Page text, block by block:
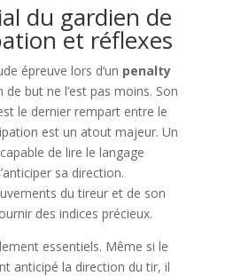
du gardien de
et réflexes
épreuve lors d’un penalty
de but ne l’est pas moins. Son
le dernier rempart entre le
est un atout majeur. Un
de lire le langage
sa direction.
du tireur et de son
des indices précieux.
essentiels. Même si le
anticipé la direction du tir, il